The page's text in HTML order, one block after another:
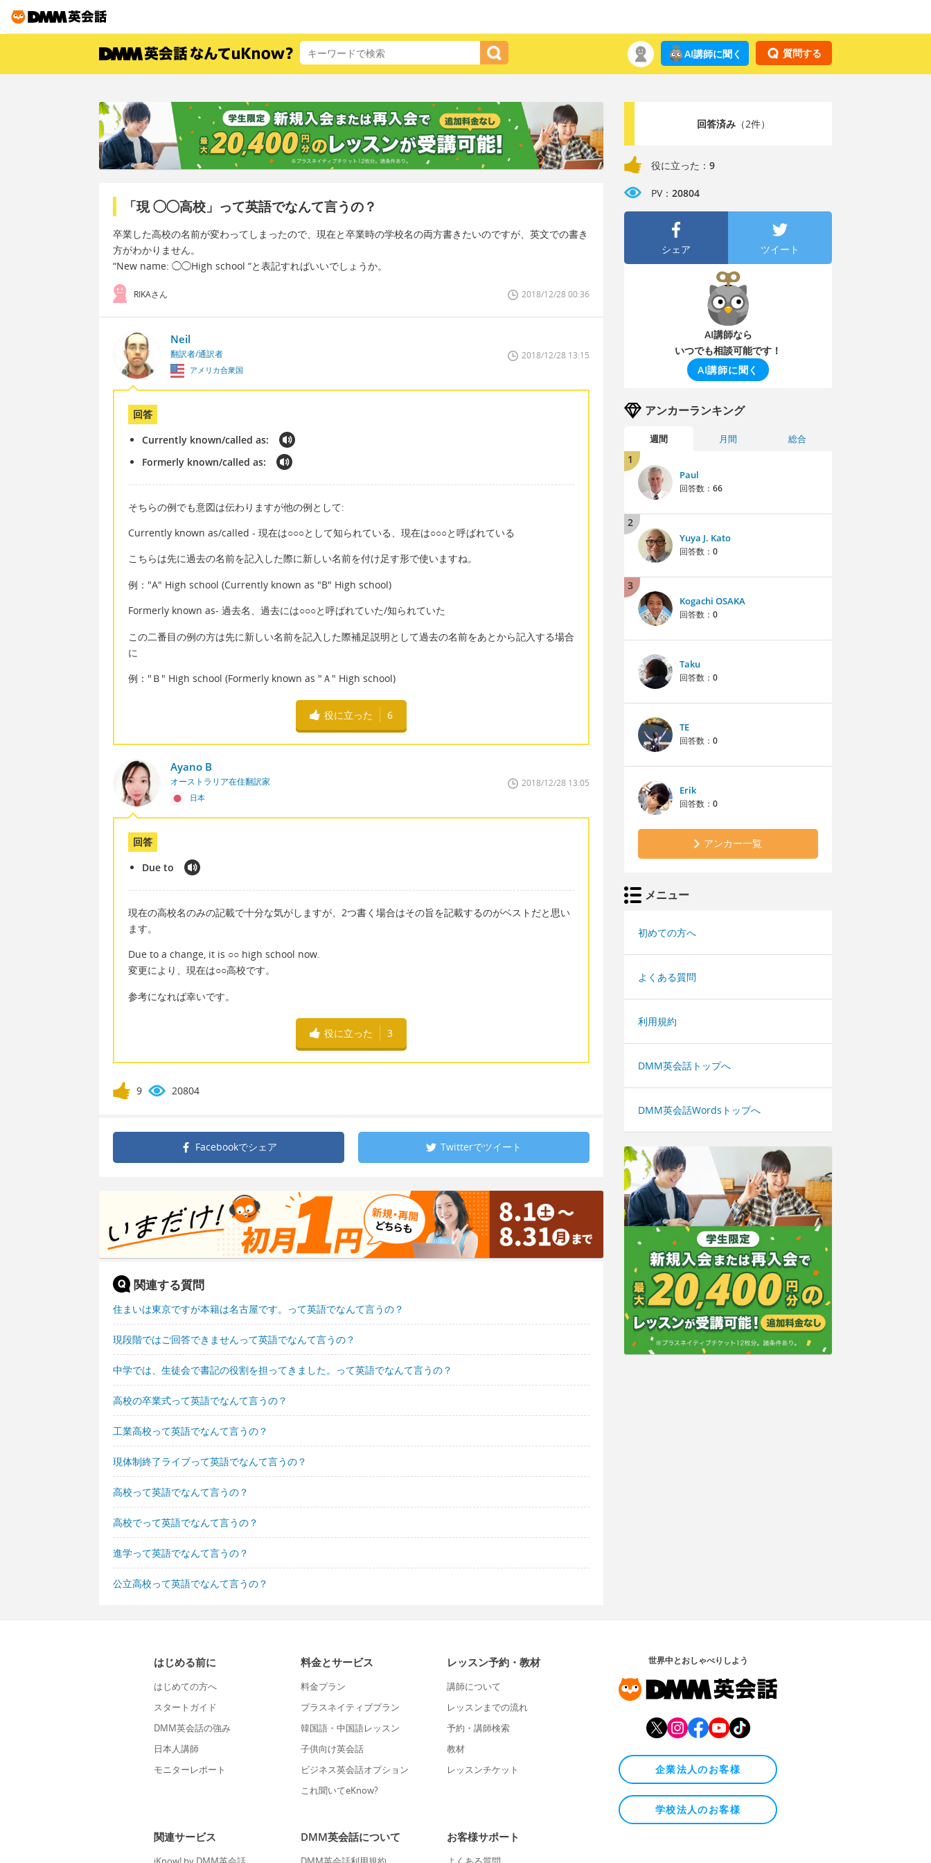
質問する
AI講師に聞く
「現 ◯◯高校」って英語でなんて言うの？
卒業した高校の名前が変わってしまったので、現在と卒業時の学校名の両方書きたいのですが、英文での書き
方がわかりません。
“New name: ◯◯High school “と表記すればいいでしょうか。
RIKAさん 2018/12/28 00:36
Neil
翻訳者/通訳者
アメリカ合衆国
2018/12/28 13:15
回答
Currently known/called as:
Formerly known/called as:
そちらの例でも意図は伝わりますが他の例として:
Currently known as/called - 現在は○○○として知られている、現在は○○○と呼ばれている
こちらは先に過去の名前を記入した際に新しい名前を付け足す形で使いますね。
例："A" High school (Currently known as "B" High school)
Formerly known as- 過去名、過去には○○○と呼ばれていた/知られていた
この二番目の例の方は先に新しい名前を記入した際補足説明として過去の名前をあとから記入する場合
に
例："Ｂ" High school (Formerly known as "Ａ" High school)
役に立った 6
Ayano B
オーストラリア在住翻訳家
日本
2018/12/28 13:05
回答
Due to
現在の高校名のみの記載で十分な気がしますが、2つ書く場合はその旨を記載するのがベストだと思い
ます。
Due to a change, it is ○○ high school now.
変更により、現在は○○高校です。
参考になれば幸いです。
役に立った 3
9 20804
Facebookでシェア Twitterでツイート
関連する質問
住まいは東京ですが本籍は名古屋です。って英語でなんて言うの？
現段階ではご回答できませんって英語でなんて言うの？
中学では、生徒会で書記の役割を担ってきました。って英語でなんて言うの？
高校の卒業式って英語でなんて言うの？
工業高校って英語でなんて言うの？
現体制終了ライブって英語でなんて言うの？
高校って英語でなんて言うの？
高校でって英語でなんて言うの？
進学って英語でなんて言うの？
公立高校って英語でなんて言うの？
回答済み（2件）
役に立った： 9
PV： 20804
シェア ツイート
AI講師なら
いつでも相談可能です！
AI講師に聞く
アンカーランキング
週間 月間 総合
1
Paul
回答数： 66
2
Yuya J. Kato
回答数： 0
3
Kogachi OSAKA
回答数： 0
Taku
回答数： 0
TE
回答数： 0
Erik
回答数： 0
アンカー一覧
メニュー
初めての方へ
よくある質問
利用規約
DMM英会話トップへ
DMM英会話Wordsトップへ
はじめる前に
はじめての方へ
スタートガイド
DMM英会話の強み
日本人講師
モニターレポート
料金とサービス
料金プラン
プラスネイティブプラン
韓国語・中国語レッスン
子供向け英会話
ビジネス英会話オプション
これ聞いてeKnow?
レッスン予約・教材
講師について
レッスンまでの流れ
予約・講師検索
教材
レッスンチケット
関連サービス DMM英会話について お客様サポート
世界中とおしゃべりしよう
企業法人のお客様
学校法人のお客様